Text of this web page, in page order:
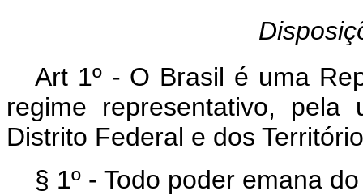
Art 1º - O Brasil é uma
regime representativo, pela
Distrito Federal e dos
§ 1º - Todo poder emana